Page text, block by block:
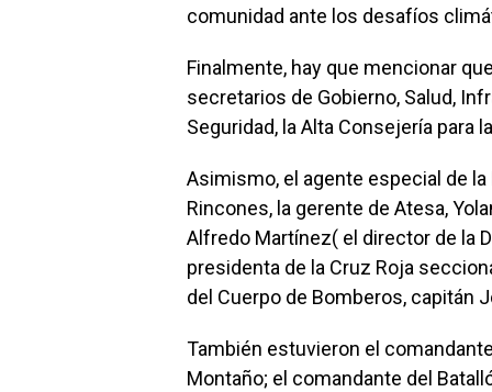
comunidad ante los desafíos
Finalmente, hay que mencionar
secretarios de Gobierno, Salud,
Seguridad, la Alta Consejería para
Asimismo, el agente especial de
Rincones, la gerente de Atesa,
Alfredo Martínez( el director de la
presidenta de la Cruz Roja
del Cuerpo de Bomberos, capitán
También estuvieron el
Montaño; el comandante del